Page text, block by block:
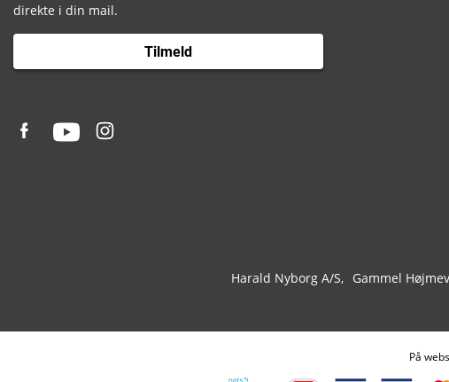
direkte i din mail.
Tilmeld
Harald Nyborg A/S Gammel
På